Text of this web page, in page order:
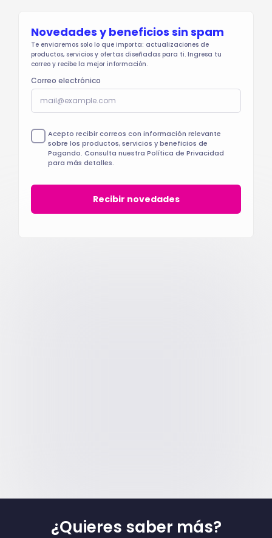
Novedades y beneficios sin spam
Te enviaremos solo lo que importa: actualizaciones de
productos, servicios y ofertas diseñadas para ti. Ingresa tu
correo y recibe la mejor información.
Correo electrónico
Acepto recibir correos con información relevante
sobre los productos, servicios y beneficios de
Pagando. Consulta nuestra Política de Privacidad
para más detalles.
¿Quieres saber más?